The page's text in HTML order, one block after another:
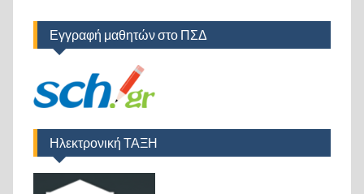
Εγγραφή μαθητών στο ΠΣΔ
Ηλεκτρονική ΤΑΞΗ